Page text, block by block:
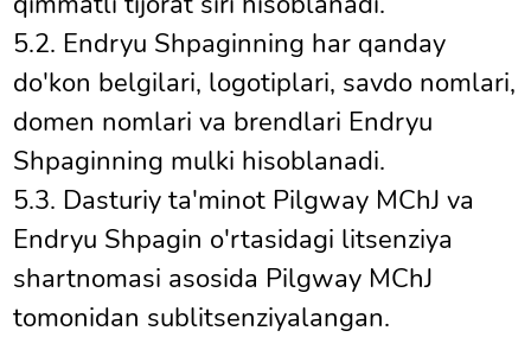
5.2. Endryu Shpaginning har qanday
do'kon belgilari, logotiplari, savdo nomlari,
domen nomlari va brendlari Endryu
Shpaginning mulki hisoblanadi.
5.3. Dasturiy ta'minot Pilgway MChJ va
Endryu Shpagin o'rtasidagi litsenziya
shartnomasi asosida Pilgway MChJ
tomonidan sublitsenziyalangan.